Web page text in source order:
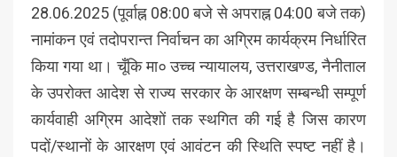
28.06.2025 (पूर्वाह्न 08:00 बजे से अपराह्न 04:00 बजे तक)
नामांकन एवं तदोपरान्त निर्वाचन का अग्रिम कार्यक्रम निर्धारित
किया गया था। चूँकि मा० उच्च न्यायालय, उत्तराखण्ड, नैनीताल
के उपरोक्त आदेश से राज्य सरकार के आरक्षण सम्बन्धी सम्पूर्ण
कार्यवाही अग्रिम आदेशों तक स्थगित की गई है जिस कारण
पदों/स्थानों के आरक्षण एवं आवंटन की स्थिति स्पष्ट नहीं है।